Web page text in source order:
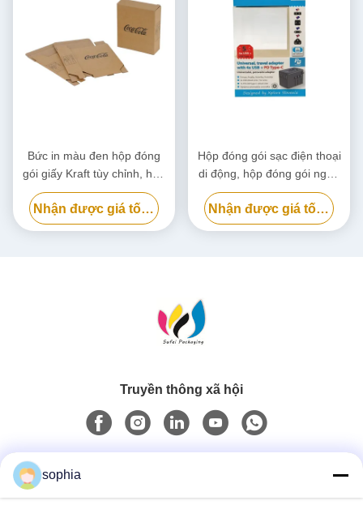
Bức in màu đen hộp đóng
gói giấy Kraft tùy chỉnh, hộp
bìa bìa thân thiện với môi
trường
Nhận được giá tốt nhất
Hộp đóng gói sạc điện thoại
di động, hộp đóng gói ngân
hàng điện phân hủy sinh học
tùy chỉnh
Nhận được giá tốt nhất
Truyền thông xã hội
sophia